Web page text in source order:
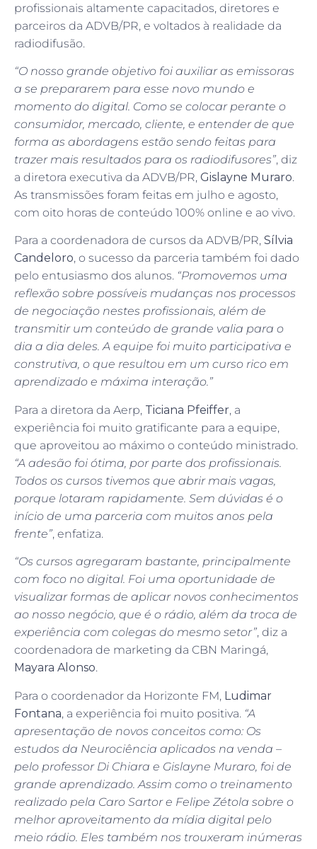
profissionais altamente capacitados, diretores e
parceiros da ADVB/PR, e voltados à realidade da
radiodifusão.
“O nosso grande objetivo foi auxiliar as emissoras
a se prepararem para esse novo mundo e
momento do digital. Como se colocar perante o
consumidor, mercado, cliente, e entender de que
forma as abordagens estão sendo feitas para
trazer mais resultados para os radiodifusores”, diz
a diretora executiva da ADVB/PR, Gislayne Muraro.
As transmissões foram feitas em julho e agosto,
com oito horas de conteúdo 100% online e ao vivo.
Para a coordenadora de cursos da ADVB/PR, Sílvia
Candeloro, o sucesso da parceria também foi dado
pelo entusiasmo dos alunos. “Promovemos uma
reflexão sobre possíveis mudanças nos processos
de negociação nestes profissionais, além de
transmitir um conteúdo de grande valia para o
dia a dia deles. A equipe foi muito participativa e
construtiva, o que resultou em um curso rico em
aprendizado e máxima interação.”
Para a diretora da Aerp, Ticiana Pfeiffer, a
experiência foi muito gratificante para a equipe,
que aproveitou ao máximo o conteúdo ministrado.
“A adesão foi ótima, por parte dos profissionais.
Todos os cursos tivemos que abrir mais vagas,
porque lotaram rapidamente. Sem dúvidas é o
início de uma parceria com muitos anos pela
frente”, enfatiza.
“Os cursos agregaram bastante, principalmente
com foco no digital. Foi uma oportunidade de
visualizar formas de aplicar novos conhecimentos
ao nosso negócio, que é o rádio, além da troca de
experiência com colegas do mesmo setor”, diz a
coordenadora de marketing da CBN Maringá,
Mayara Alonso.
Para o coordenador da Horizonte FM, Ludimar
Fontana, a experiência foi muito positiva. “A
apresentação de novos conceitos como: Os
estudos da Neurociência aplicados na venda –
pelo professor Di Chiara e Gislayne Muraro, foi de
grande aprendizado. Assim como o treinamento
realizado pela Caro Sartor e Felipe Zétola sobre o
melhor aproveitamento da mídia digital pelo
meio rádio. Eles também nos trouxeram inúmeras